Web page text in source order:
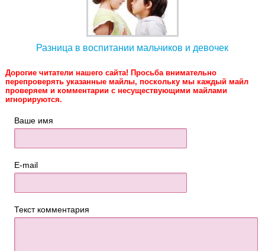
Разница в воспитании мальчиков и девочек
Дорогие читатели нашего сайта! Просьба внимательно
перепроверять указанные майлы, поскольку мы каждый майл
проверяем и комментарии с несуществующими майлами
игнорируются.
Ваше имя
E-mail
Текст комментария